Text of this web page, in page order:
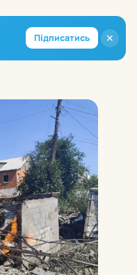
✕
Підписатись